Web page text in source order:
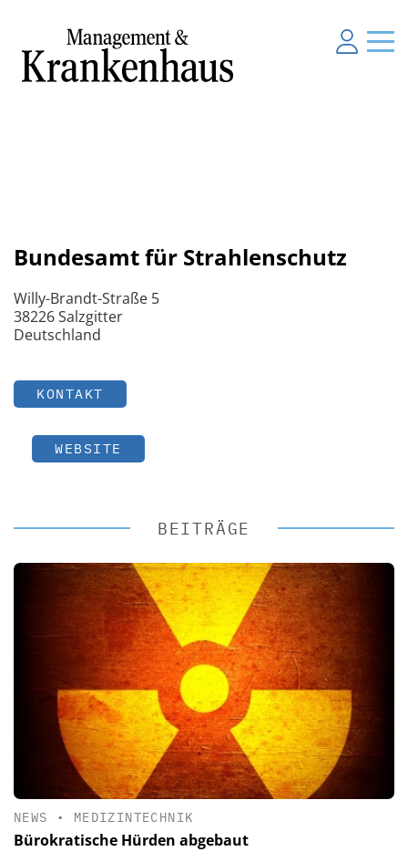
Bundesamt für Strahlenschutz
Willy-Brandt-Straße 5
38226 Salzgitter
Deutschland
KONTAKT
WEBSITE
BEITRÄGE
NEWS • MEDIZINTECHNIK
Bürokratische Hürden abgebaut